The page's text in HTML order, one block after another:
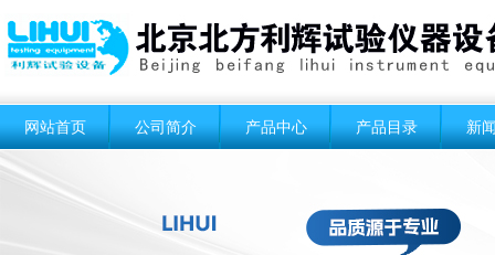
网站首页 公司简介 产品中心 产品目录 新